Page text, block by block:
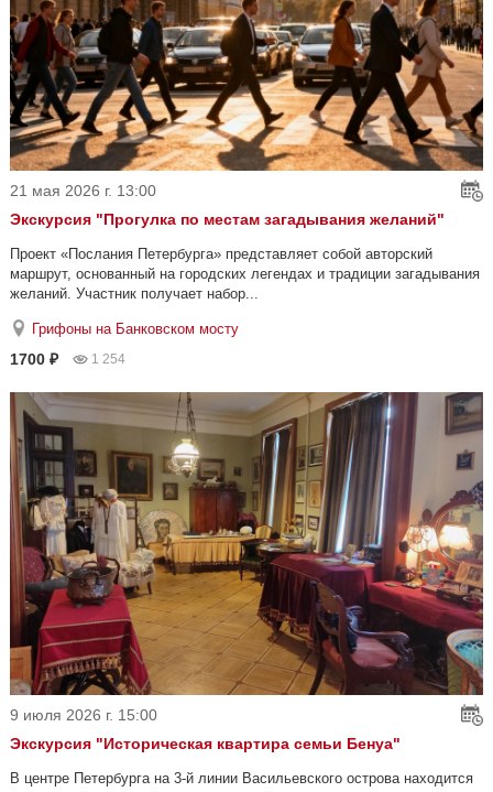
21 мая 2026 г. 13:00
Экскурсия "Прогулка по местам загадывания желаний"
Проект «Послания Петербурга» представляет собой авторский
маршрут, основанный на городских легендах и традиции загадывания
желаний. Участник получает набор...
Грифоны на Банковском мосту
1700 ₽ 1 254
9 июля 2026 г. 15:00
Экскурсия "Историческая квартира семьи Бенуа"
В центре Петербурга на 3-й линии Васильевского острова находится